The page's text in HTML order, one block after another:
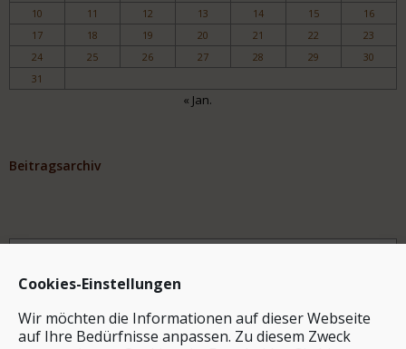
Cookies-Einstellungen
Wir möchten die Informationen auf dieser Webseite
auf Ihre Bedürfnisse anpassen. Zu diesem Zweck
10
11 12 13 14 15
16
17
18 19 20 21 22
23
24
25 26 27 28 29
30
31
« Jan.
Beitragsarchiv
Archiv